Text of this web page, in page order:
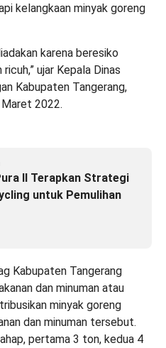
kelangkaan minyak goreng
karena beresiko
ujar Kepala Dinas
Kabupaten Tangerang,
2022.
II Terapkan Strategi
untuk Pemulihan
Kabupaten Tangerang
dan minuman atau
minyak goreng
dan minuman tersebut.
pertama 3 ton, kedua 4